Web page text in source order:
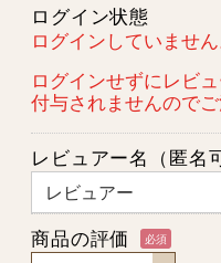
ログイン状態
ログインしていません
ログインせずにレビ
付与されませんのでご
レビュアー名（匿名
商品の評価 必須